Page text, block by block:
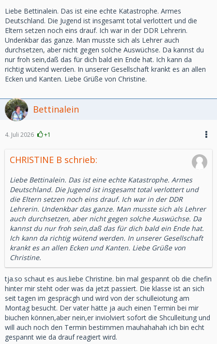
Liebe Bettinalein. Das ist eine echte Katastrophe. Armes
Deutschland. Die Jugend ist insgesamt total verlottert und die
Eltern setzen noch eins drauf. Ich war in der DDR Lehrerin.
Undenkbar das ganze. Man musste sich als Lehrer auch
durchsetzen, aber nicht gegen solche Auswüchse. Da kannst du
nur froh sein,daß das für dich bald ein Ende hat. Ich kann da
richtig wütend werden. In unserer Gesellschaft krankt es an allen
Ecken und Kanten. Liebe Grüße von Christine.
Bettinalein
4. Juli 2026 +1
CHRISTINE B schrieb:
Liebe Bettinalein. Das ist eine echte Katastrophe. Armes
Deutschland. Die Jugend ist insgesamt total verlottert und
die Eltern setzen noch eins drauf. Ich war in der DDR
Lehrerin. Undenkbar das ganze. Man musste sich als Lehrer
auch durchsetzen, aber nicht gegen solche Auswüchse. Da
kannst du nur froh sein,daß das für dich bald ein Ende hat.
Ich kann da richtig wütend werden. In unserer Gesellschaft
krankt es an allen Ecken und Kanten. Liebe Grüße von
Christine.
tja.so schaut es aus.liebe Christine. bin mal gespannt ob die chefin
hinter mir steht oder was da jetzt passiert. Die klasse ist an sich
seit tagen im gespräcgh und wird von der schulleiotung am
Montag besucht. Der vater hätte ja auch einen Termin bei mir
biuchen können,aber nein,er inviolviert sofort die Shculleitung und
will auch noch den Termin bestimmen mauhahahah ich bin echt
gespannt wie da drauf reagiert wird.